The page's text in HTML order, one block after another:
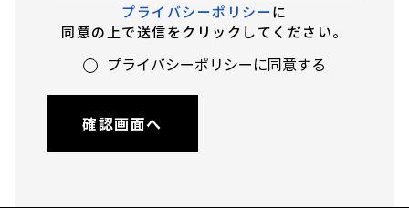
プライバシーポリシーに
同意の上で送信をクリックしてください。
プライバシーポリシーに同意する